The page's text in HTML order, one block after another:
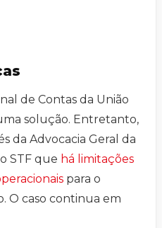
de Contas da União
solução. Entretanto,
da Advocacia Geral da
STF que há limitações
para o
O caso continua em